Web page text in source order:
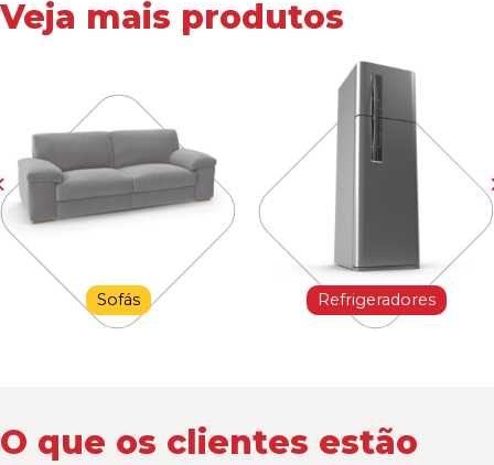
Veja mais produtos
Sofás Refrigeradores
O que os clientes estão